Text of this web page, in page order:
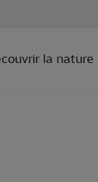
la nature